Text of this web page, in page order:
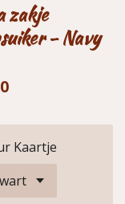
zakje
- Navy
Kaartje